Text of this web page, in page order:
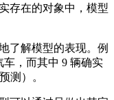
存在的对象中，模型
了解模型的表现。例
，而其中 9 辆确实
测）。